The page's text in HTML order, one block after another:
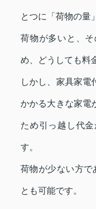
とつに「荷物の量
荷物が多いと、
め、どうしても料
しかし、家具家電
かかる大きな家電
ため引っ越し代
す。
荷物が少ない方で
とも可能です。